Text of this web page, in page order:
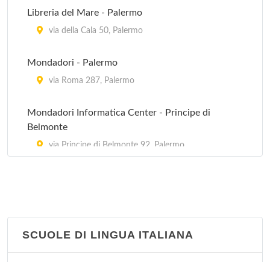
Biblioteca decentrata Pallavicino
Libreria del Mare - Palermo
via della Cala 50, Palermo
Mondadori - Palermo
via Roma 287, Palermo
Mondadori Informatica Center - Principe di
Belmonte
via Principe di Belmonte 92, Palermo
SCUOLE DI LINGUA ITALIANA